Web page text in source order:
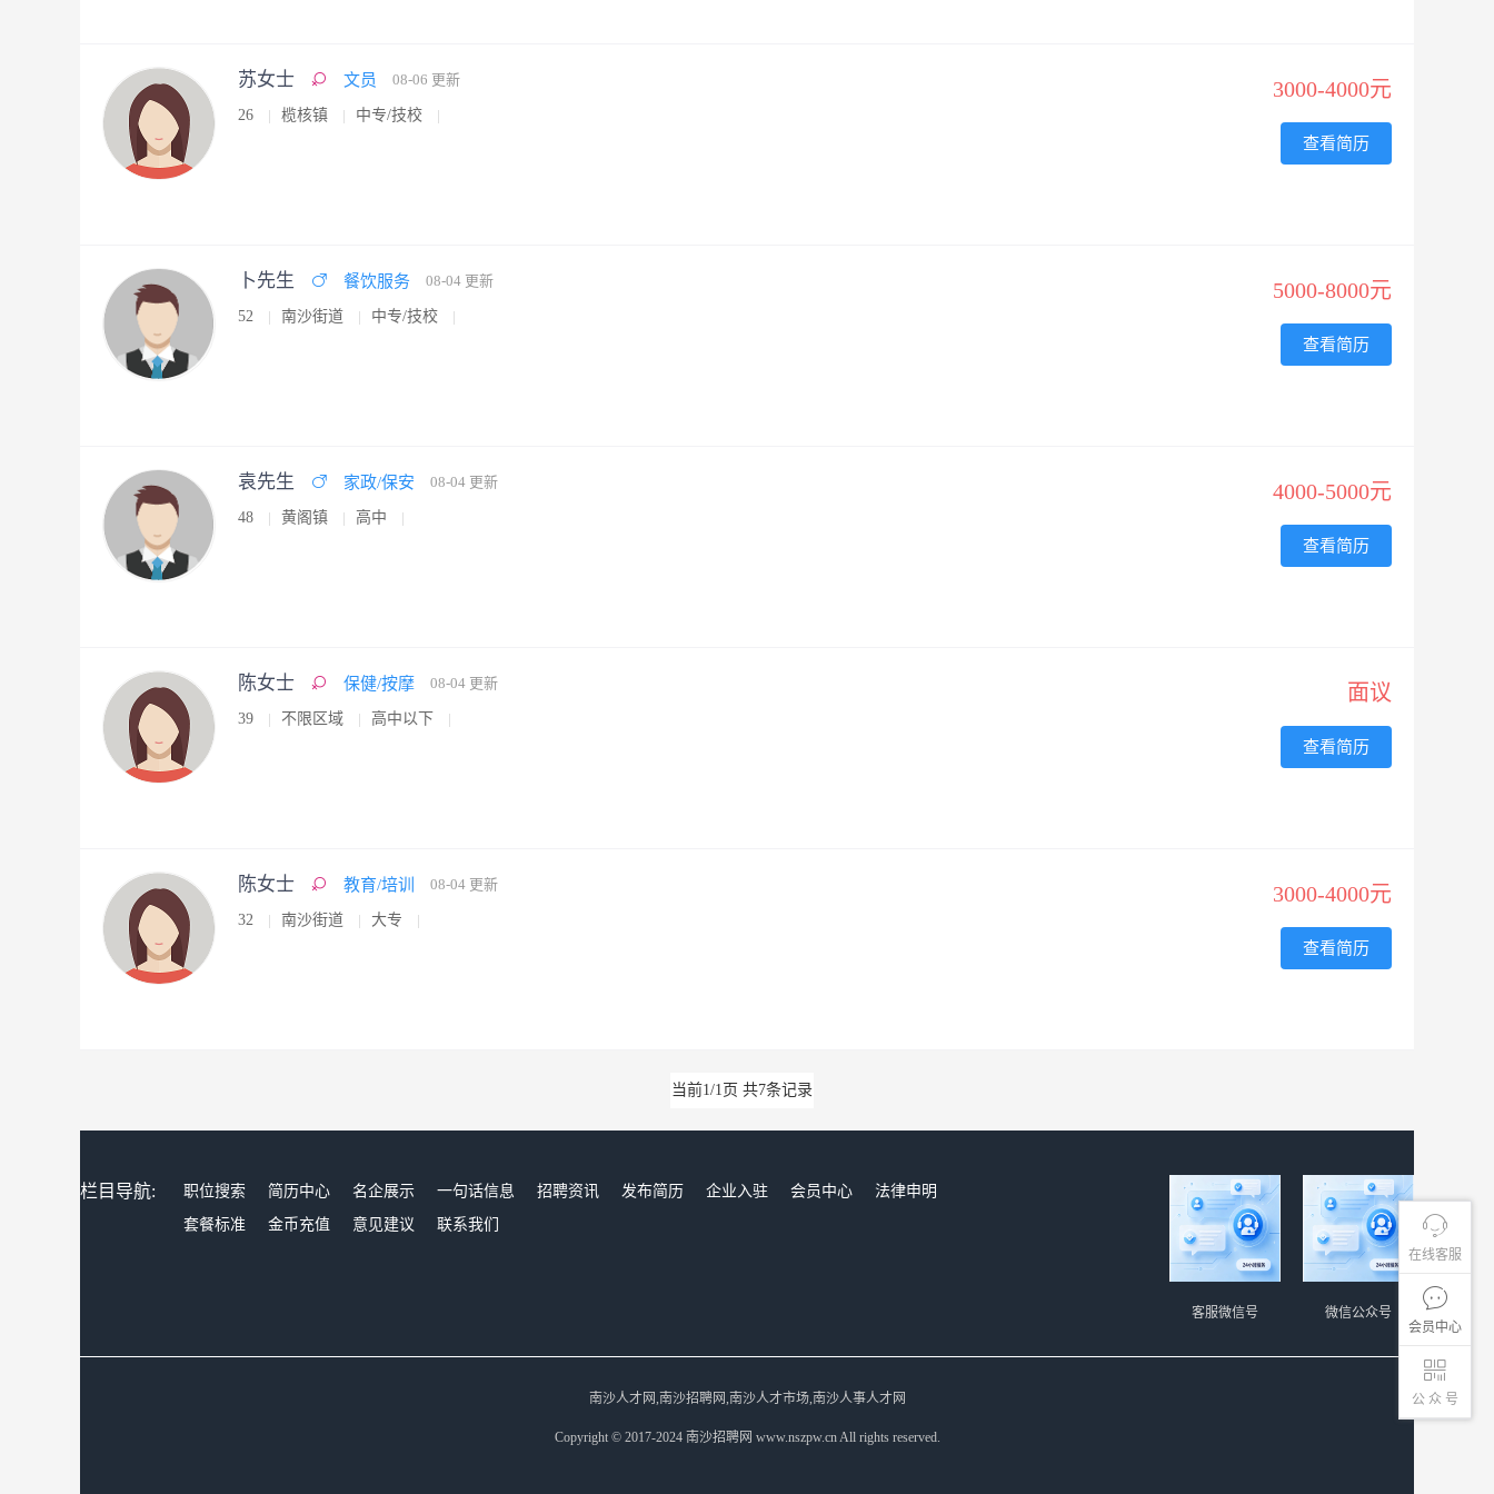
在线客服
会员中心
公 众 号
苏女士 文员 08-06 更新
26 榄核镇 中专/技校
3000-4000元
查看简历
卜先生 餐饮服务 08-04 更新
52 南沙街道 中专/技校
5000-8000元
查看简历
袁先生 家政/保安 08-04 更新
48 黄阁镇 高中
4000-5000元
查看简历
陈女士 保健/按摩 08-04 更新
39 不限区域 高中以下
面议
查看简历
陈女士 教育/培训 08-04 更新
32 南沙街道 大专
3000-4000元
查看简历
当前1/1页 共7条记录
栏目导航: 职位搜索 简历中心 名企展示 一句话信息 招聘资讯 发布简历 企业入驻 会员中心
法律申明
套餐标准
金币充值 意见建议 联系我们
微信公众号
客服微信号
南沙人才网,南沙招聘网,南沙人才市场,南沙人事人才网
Copyright © 2017-2024 南沙招聘网 www.nszpw.cn All rights reserved.